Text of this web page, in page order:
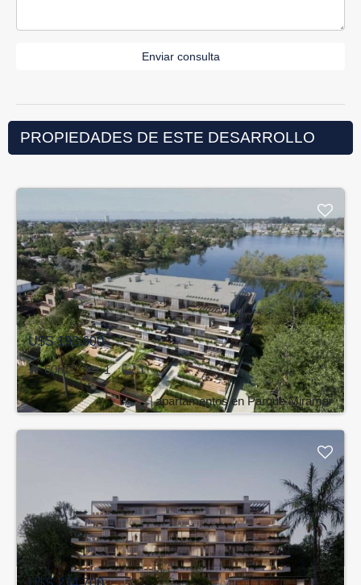
Enviar consulta
PROPIEDADES DE ESTE DESARROLLO
U$S 193.600
60m2 1 1
apartamentos en Parque Miramar